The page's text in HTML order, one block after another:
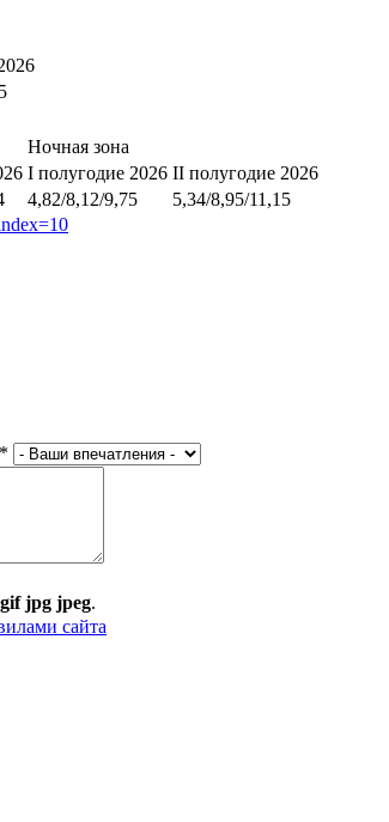
Ночная зона
I полугодие 2026 II полугодие 2026
4,82/8,12/9,75
5,34/8,95/11,15
*
jpg jpeg.
сайта